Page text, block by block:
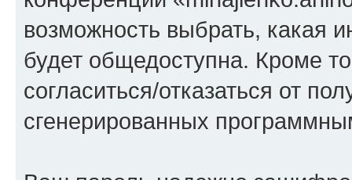
возможность выбрать, какая
будет общедоступна. Кроме
согласиться/отказаться от
сгенерированных